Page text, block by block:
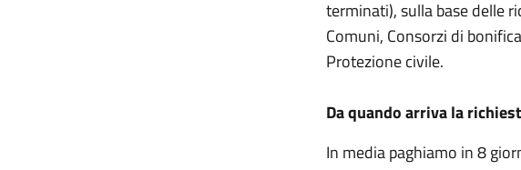
terminati), sulla base delle
Comuni, Consorzi di
Protezione civile.
Da quando arriva la
In media paghiamo in 8